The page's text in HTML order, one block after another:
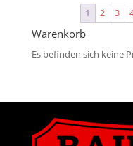
1 2 3
Warenkorb
Es befinden sich keine